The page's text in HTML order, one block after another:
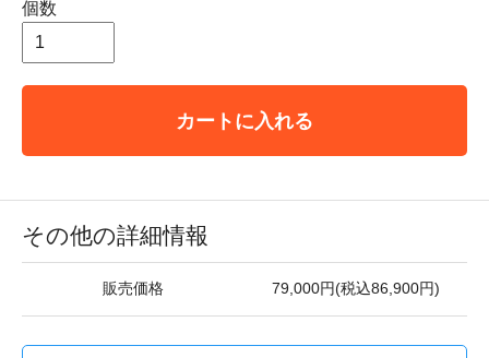
個数
カートに入れる
その他の詳細情報
販売価格 79,000円(税込86,900円)